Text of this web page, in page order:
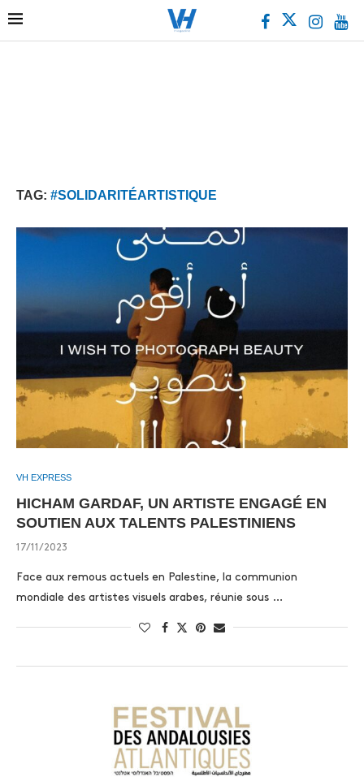
TAG: #SOLIDARITÉARTISTIQUE
VH EXPRESS
HICHAM GARDAF, UN ARTISTE ENGAGÉ EN
SOUTIEN AUX TALENTS PALESTINIENS
17/11/2023
Face aux remous actuels en Palestine, la communion
mondiale des artistes visuels arabes, réunie sous …